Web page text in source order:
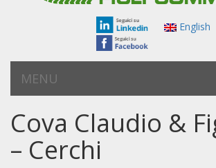
English
MENU
Cova Claudio &
– Cerchi